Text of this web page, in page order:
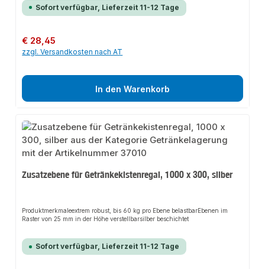
einfaches Stecken der Ebenen
Sofort verfügbar, Lieferzeit 11-12 Tage
Regulärer Preis:
€ 28,45
zzgl. Versandkosten nach AT
In den Warenkorb
Zusatzebene für Getränkekistenregal, 1000 x 300, silber
Produktmerkmaleextrem robust, bis 60 kg pro Ebene belastbarEbenen im
Raster von 25 mm in der Höhe verstellbarsilber beschichtet
Sofort verfügbar, Lieferzeit 11-12 Tage